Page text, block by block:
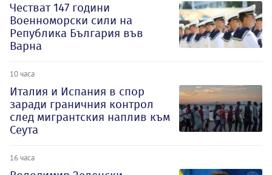
Честват 147 години
Военноморски сили на
Република България във
Варна
10 часа
Италия и Испания в спор
заради граничния контрол
след мигрантския наплив към
Сеута
16 часа